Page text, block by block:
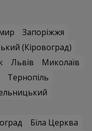
Запоріжжя
(Кіровоград)
Львів
Миколаїв
Тернопіль
Біла Церква